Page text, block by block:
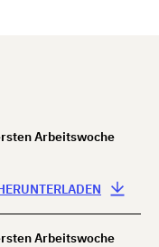
Arbeitswoche
Arbeitswoche